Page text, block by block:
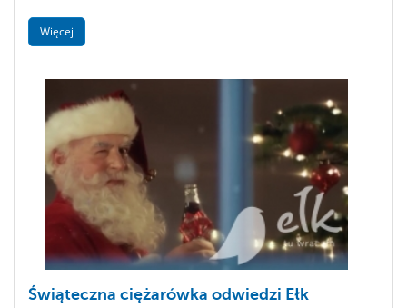
Więcej
Świąteczna ciężarówka odwiedzi Ełk